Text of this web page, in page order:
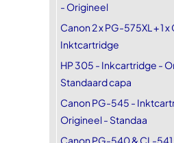
- Origineel
Canon 2 x PG-575XL + 1
Inktcartridge
HP 305 - Inkcartridge -
Standaard capa
Canon PG-545 -
Origineel - Standaa
Canon PG-540 & CL-